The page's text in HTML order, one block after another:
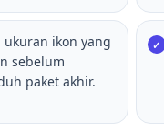
ukuran ikon yang
sebelum
paket akhir.
✓